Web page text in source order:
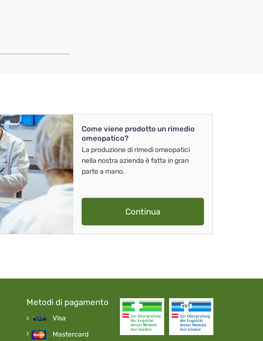
Come viene prodotto un rimedio
omeopatico?
La produzione di rimedi omeopatici
nella nostra azienda è fatta in gran
parte a mano.
Continua
Metodi di pagamento
Visa
Mastercard